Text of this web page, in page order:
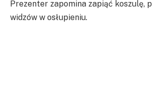
Prezenter zapomina zapiąć koszulę,
widzów w osłupieniu.